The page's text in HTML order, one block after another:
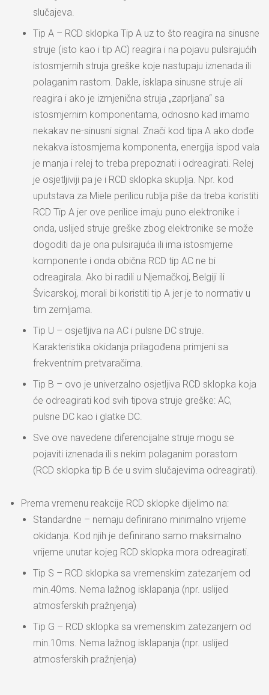
slučajeva.
Tip A – RCD sklopka Tip A uz to što reagira na sinusne
struje (isto kao i tip AC) reagira i na pojavu pulsirajućih
istosmjernih struja greške koje nastupaju iznenada ili
polaganim rastom. Dakle, isklapa sinusne struje ali
reagira i ako je izmjenična struja „zaprljana“ sa
istosmjernim komponentama, odnosno kad imamo
nekakav ne-sinusni signal. Znači kod tipa A ako dođe
nekakva istosmjerna komponenta, energija ispod vala
je manja i relej to treba prepoznati i odreagirati. Relej
je osjetljiviji pa je i RCD sklopka skuplja. Npr. kod
uputstava za Miele perilicu rublja piše da treba koristiti
RCD Tip A jer ove perilice imaju puno elektronike i
onda, uslijed struje greške zbog elektronike se može
dogoditi da je ona pulsirajuća ili ima istosmjerne
komponente i onda obična RCD tip AC ne bi
odreagirala. Ako bi radili u Njemačkoj, Belgiji ili
Švicarskoj, morali bi koristiti tip A jer je to normativ u
tim zemljama.
Tip U – osjetljiva na AC i pulsne DC struje.
Karakteristika okidanja prilagođena primjeni sa
frekventnim pretvaračima.
Tip B – ovo je univerzalno osjetljiva RCD sklopka koja
će odreagirati kod svih tipova struje greške: AC,
pulsne DC kao i glatke DC.
Sve ove navedene diferencijalne struje mogu se
pojaviti iznenada ili s nekim polaganim porastom
(RCD sklopka tip B će u svim slučajevima odreagirati).
Prema vremenu reakcije RCD sklopke dijelimo na:
Standardne – nemaju definirano minimalno vrijeme
okidanja. Kod njih je definirano samo maksimalno
vrijeme unutar kojeg RCD sklopka mora odreagirati.
Tip S – RCD sklopka sa vremenskim zatezanjem od
min.40ms. Nema lažnog isklapanja (npr. uslijed
atmosferskih pražnjenja)
Tip G – RCD sklopka sa vremenskim zatezanjem od
min.10ms. Nema lažnog isklapanja (npr. uslijed
atmosferskih pražnjenja)